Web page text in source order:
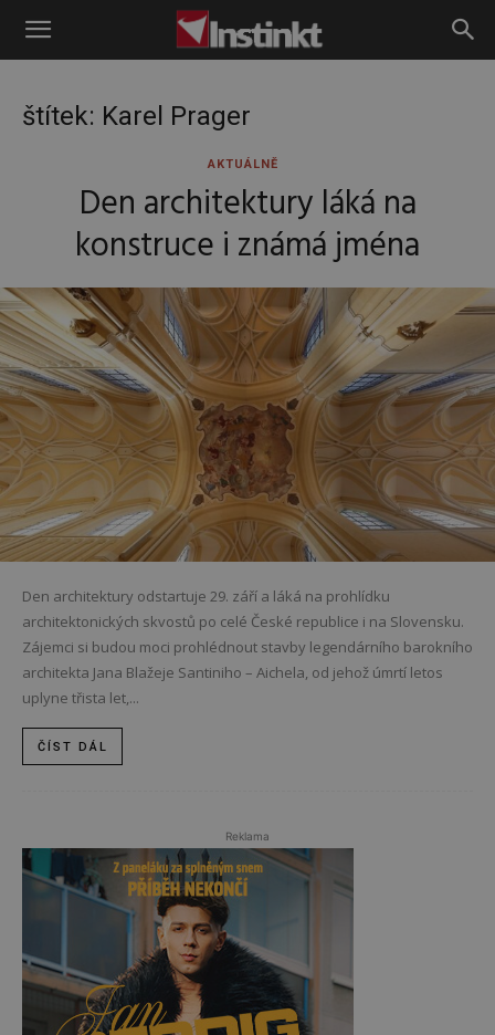
Instinkt
štítek: Karel Prager
AKTUÁLNĚ
Den architektury láká na
konstruce i známá jména
Den architektury odstartuje 29. září a láká na prohlídku
architektonických skvostů po celé České republice i na Slovensku.
Zájemci si budou moci prohlédnout stavby legendárního barokního
architekta Jana Blažeje Santiniho – Aichela, od jehož úmrtí letos
uplyne třista let,...
ČÍST DÁL
Reklama